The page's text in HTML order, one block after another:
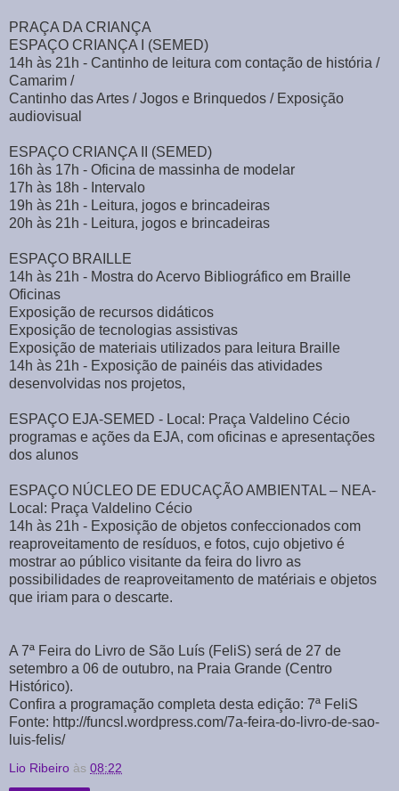
PRAÇA DA CRIANÇA
ESPAÇO CRIANÇA I (SEMED)
14h às 21h - Cantinho de leitura com contação de história /
Camarim /
Cantinho das Artes / Jogos e Brinquedos / Exposição
audiovisual
ESPAÇO CRIANÇA II (SEMED)
16h às 17h - Oficina de massinha de modelar
17h às 18h - Intervalo
19h às 21h - Leitura, jogos e brincadeiras
20h às 21h - Leitura, jogos e brincadeiras
ESPAÇO BRAILLE
14h às 21h - Mostra do Acervo Bibliográfico em Braille
Oficinas
Exposição de recursos didáticos
Exposição de tecnologias assistivas
Exposição de materiais utilizados para leitura Braille
14h às 21h - Exposição de painéis das atividades
desenvolvidas nos projetos,
ESPAÇO EJA-SEMED - Local: Praça Valdelino Cécio
programas e ações da EJA, com oficinas e apresentações
dos alunos
ESPAÇO NÚCLEO DE EDUCAÇÃO AMBIENTAL – NEA-
Local: Praça Valdelino Cécio
14h às 21h - Exposição de objetos confeccionados com
reaproveitamento de resíduos, e fotos, cujo objetivo é
mostrar ao público visitante da feira do livro as
possibilidades de reaproveitamento de matériais e objetos
que iriam para o descarte.
A 7ª Feira do Livro de São Luís (FeliS) será de 27 de
setembro a 06 de outubro, na Praia Grande (Centro
Histórico).
Confira a programação completa desta edição: 7ª FeliS
Fonte: http://funcsl.wordpress.com/7a-feira-do-livro-de-sao-
luis-felis/
Lio Ribeiro às 08:22